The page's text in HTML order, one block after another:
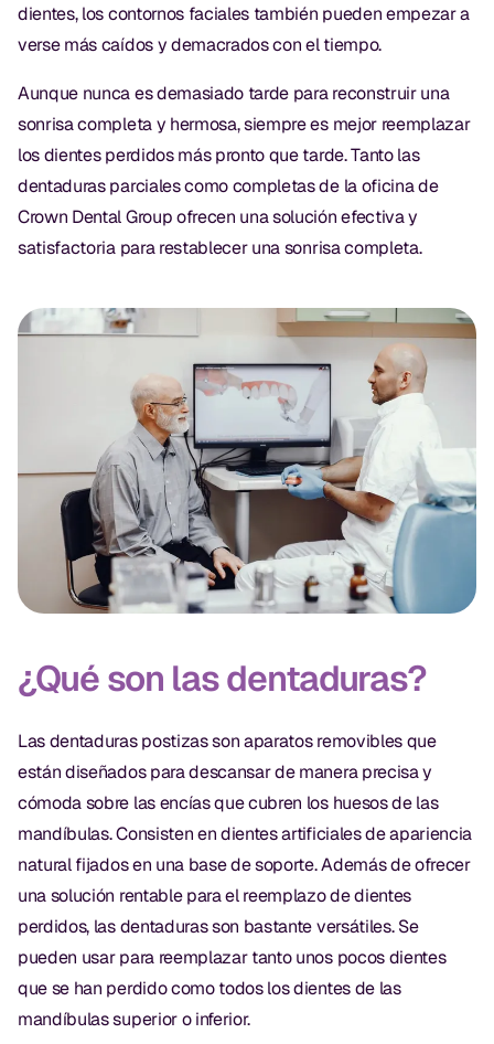
dientes, los contornos faciales también pueden empezar a
verse más caídos y demacrados con el tiempo.
Aunque nunca es demasiado tarde para reconstruir una
sonrisa completa y hermosa, siempre es mejor reemplazar
los dientes perdidos más pronto que tarde. Tanto las
dentaduras parciales como completas de la oficina de
Crown Dental Group ofrecen una solución efectiva y
satisfactoria para restablecer una sonrisa completa.
¿Qué son las dentaduras?
Las dentaduras postizas son aparatos removibles que
están diseñados para descansar de manera precisa y
cómoda sobre las encías que cubren los huesos de las
mandíbulas. Consisten en dientes artificiales de apariencia
natural fijados en una base de soporte. Además de ofrecer
una solución rentable para el reemplazo de dientes
perdidos, las dentaduras son bastante versátiles. Se
pueden usar para reemplazar tanto unos pocos dientes
que se han perdido como todos los dientes de las
mandíbulas superior o inferior.